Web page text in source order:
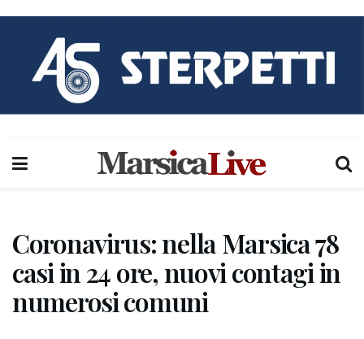
Coronavirus: nella Marsica 78
casi in 24 ore, nuovi contagi in
numerosi comuni